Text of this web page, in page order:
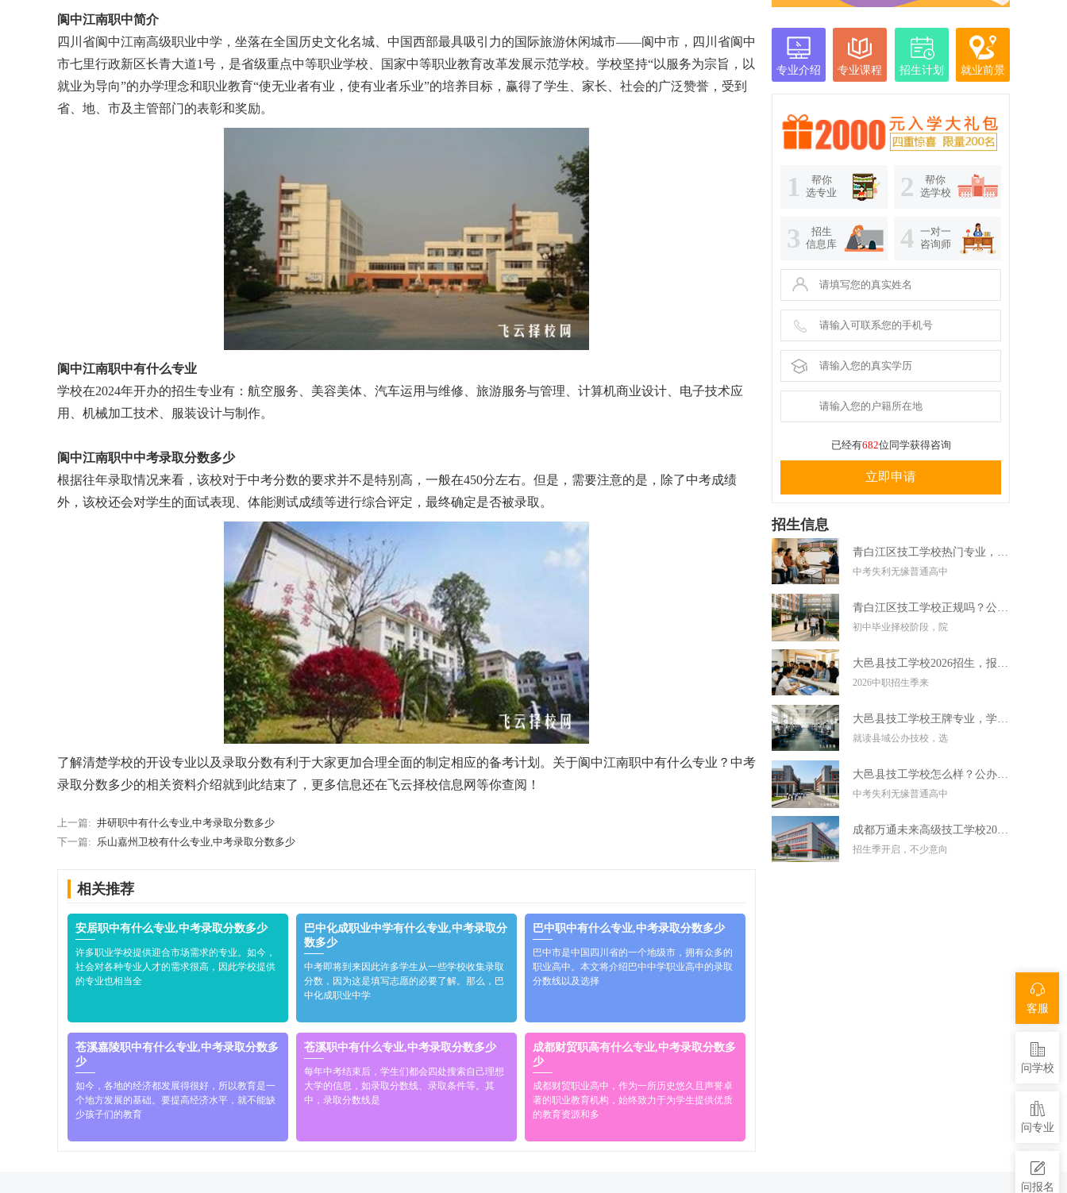
专业介绍 专业课程 招生计划 就业前景
1
帮你
选专业
2
帮你
选学校
3
招生
信息库
4 一对一
咨询师
已经有682位同学获得咨询
立即申请
招生信息
中考失利无缘普通高中
初中毕业择校阶段，院
2026中职招生季来
就读县域公办技校，选
中考失利无缘普通高中
招生季开启，不少意向
阆中江南职中简介
四川省阆中江南高级职业中学，坐落在全国历史文化名城、中国西部最具吸引力的国际旅游休闲城市——阆中市，四川省阆中
市七里行政新区长青大道1号，是省级重点中等职业学校、国家中等职业教育改革发展示范学校。学校坚持“以服务为宗旨，以
就业为导向”的办学理念和职业教育“使无业者有业，使有业者乐业”的培养目标，赢得了学生、家长、社会的广泛赞誉，受到
省、地、市及主管部门的表彰和奖励。
阆中江南职中有什么专业
学校在2024年开办的招生专业有：航空服务、美容美体、汽车运用与维修、旅游服务与管理、计算机商业设计、电子技术应
用、机械加工技术、服装设计与制作。
阆中江南职中中考录取分数多少
根据往年录取情况来看，该校对于中考分数的要求并不是特别高，一般在450分左右。但是，需要注意的是，除了中考成绩
外，该校还会对学生的面试表现、体能测试成绩等进行综合评定，最终确定是否被录取。
了解清楚学校的开设专业以及录取分数有利于大家更加合理全面的制定相应的备考计划。关于阆中江南职中有什么专业？中考
录取分数多少的相关资料介绍就到此结束了，更多信息还在飞云择校信息网等你查阅！
上一篇: 井研职中有什么专业,中考录取分数多少
下一篇: 乐山嘉州卫校有什么专业,中考录取分数多少
相关推荐
安居职中有什么专业,中考录取分数多少
许多职业学校提供迎合市场需求的专业。如今，
社会对各种专业人才的需求很高，因此学校提供
的专业也相当全
巴中化成职业中学有什么专业,中考录取分
数多少
中考即将到来因此许多学生从一些学校收集录取
分数，因为这是填写志愿的必要了解。那么，巴
中化成职业中学
巴中职中有什么专业,中考录取分数多少
巴中市是中国四川省的一个地级市，拥有众多的
职业高中。本文将介绍巴中中学职业高中的录取
分数线以及选择
苍溪嘉陵职中有什么专业,中考录取分数多
少
如今，各地的经济都发展得很好，所以教育是一
个地方发展的基础。要提高经济水平，就不能缺
少孩子们的教育
苍溪职中有什么专业,中考录取分数多少
每年中考结束后，学生们都会四处搜索自己理想
大学的信息，如录取分数线、录取条件等。其
中，录取分数线是
成都财贸职高有什么专业,中考录取分数多
少
成都财贸职业高中，作为一所历史悠久且声誉卓
著的职业教育机构，始终致力于为学生提供优质
的教育资源和多
客服
问学校
问专业
问报名